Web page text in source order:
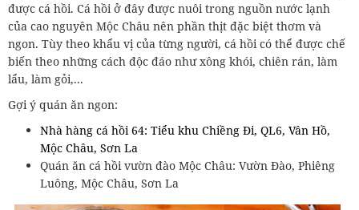
được cá hồi. Cá hồi ở đây được nuôi trong nguồn nước lạnh
của cao nguyên Mộc Châu nên phần thịt đặc biệt thơm và
ngon. Tùy theo khẩu vị của từng người, cá hồi có thể được chế
biến theo những cách độc đáo như xông khói, chiên rán, làm
lẩu, làm gỏi,...
Gợi ý quán ăn ngon:
Nhà hàng cá hồi 64: Tiểu khu Chiềng Đi, QL6, Vân Hồ,
Mộc Châu, Sơn La
Quán ăn cá hồi vườn đào Mộc Châu: Vườn Đào, Phiêng
Luông, Mộc Châu, Sơn La